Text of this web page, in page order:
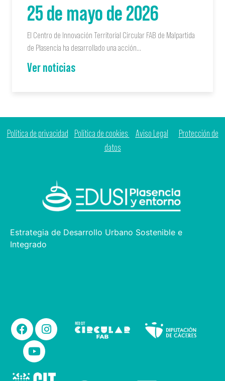
25 de mayo de 2026
El Centro de Innovación Territorial Circular FAB de Malpartida
de Plasencia ha desarrollado una acción…
Ver noticias
Política de privacidad Política de cookies Aviso Legal
Protección de
datos
Estrategia de Desarrollo Urbano Sostenible e
Integrado